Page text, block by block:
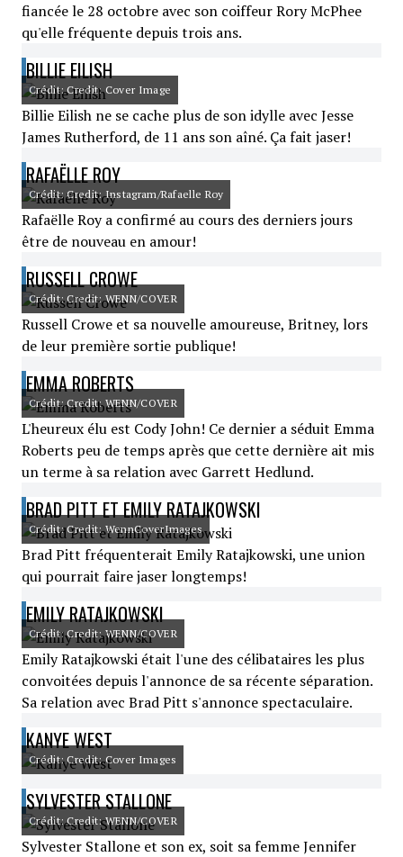
fiancée le 28 octobre avec son coiffeur Rory McPhee
qu'elle fréquente depuis trois ans.
BILLIE EILISH
Crédit: Credit: Cover Image
Billie Eilish ne se cache plus de son idylle avec Jesse
James Rutherford, de 11 ans son aîné. Ça fait jaser!
RAFAËLLE ROY
Crédit: Credit: Instagram/Rafaelle Roy
Rafaëlle Roy a confirmé au cours des derniers jours
être de nouveau en amour!
RUSSELL CROWE
Crédit: Credit: WENN/COVER
Russell Crowe et sa nouvelle amoureuse, Britney, lors
de leur première sortie publique!
EMMA ROBERTS
Crédit: Credit: WENN/COVER
L'heureux élu est Cody John! Ce dernier a séduit Emma
Roberts peu de temps après que cette dernière ait mis
un terme à sa relation avec Garrett Hedlund.
BRAD PITT ET EMILY RATAJKOWSKI
Crédit: Credit: WennCoverImages
Brad Pitt fréquenterait Emily Ratajkowski, une union
qui pourrait faire jaser longtemps!
EMILY RATAJKOWSKI
Crédit: Credit: WENN/COVER
Emily Ratajkowski était l'une des célibataires les plus
convoitées depuis l'annonce de sa récente séparation.
Sa relation avec Brad Pitt s'annonce spectaculaire.
KANYE WEST
Crédit: Credit: Cover Images
SYLVESTER STALLONE
Crédit: Credit: WENN/COVER
Sylvester Stallone et son ex, soit sa femme Jennifer